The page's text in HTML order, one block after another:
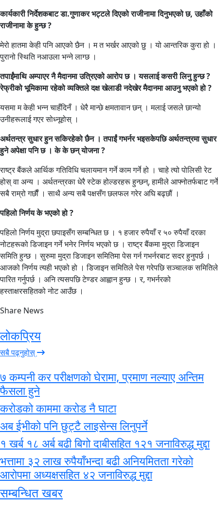
कार्यकारी निर्देशकबाट डा.गुणाकर भट्टले दिएको राजीनामा दिनुभएको छ, उहाँको
राजीनामा के हुन्छ ?
मेरो हातमा केही पनि आएको छैन । म त भर्खर आएको छु । यो आन्तरिक कुरा हो ।
पुरानो स्थिति नआउला भन्ने लाग्छ ।
तपाईंमाथि अम्पाएर नै मैदानमा उत्रिएको आरोप छ । यसलाई कसरी लिनु हुन्छ ?
रेफ्रीको भूमिकामा रहेको व्यक्तिले दक्ष खेलाडी नदेखेर मैदानमा आउनु भएको हो ?
यसमा म केही भन्न चाहँदिनँ । धेरै मान्छे क्षमतावान छन् । मलाई जसले छान्यो
उनीहरूलाई गएर सोध्नूहोस् ।
अर्थतन्त्र सुधार हुन सकिरहेको छैन । तपाईं गभर्नर भइसकेपछि अर्थतन्त्रमा सुधार
हुने अपेक्षा पनि छ । के के छन् योजना ?
राष्ट्र बैंकले आर्थिक गतिविधि चलायमान गर्ने काम गर्ने हो । चाहे त्यो पोलिसी रेट
होस् वा अन्य । अर्थतन्त्रका धेरै स्टेक होल्डरहरू हुन्छन्, हामीले आफ्नोतर्फबाट गर्ने
सबै राम्रो गर्छाैं । साथै अन्य सबै पक्षसँग छलफल गरेर अघि बढ्छौं ।
पहिलो निर्णय के भएको हो ?
पहिलो निर्णय मुद्रा छपाइसँग सम्बन्धित छ । १ हजार रुपैयाँ र ५० रुपैयाँ दरका
नोटहरूको डिजाइन गर्ने भनेर निर्णय भएको छ । राष्ट्र बैंकमा मुद्रा डिजाइन
समिति हुन्छ । सुरुमा मुद्रा डिजाइन समितिमा पेस गर्न गभर्नरबाट सदर हुनुपर्छ ।
आजको निर्णय त्यही भएको हो । डिजाइन समितिले पेस गरेपछि सञ्चालक समितिले
पारित गर्नुपर्छ । अनि त्यसपछि टेण्डर आह्वान हुन्छ । र, गभर्नरको
हस्ताक्षरसहितको नोट आउँछ ।
Share News
लोकप्रिय
सबै पढ्नुहोस्
७ कम्पनी कर परीक्षणको घेरामा, प्रमाण नल्याए अन्तिम
फैसला हुने
करोडको काममा करोड नै घाटा
अब ईभीको पनि छुट्टै लाइसेन्स लिनुपर्ने
१ खर्ब १८ अर्ब बढी बिगो दाबीसहित १२१ जनाविरुद्ध मुद्दा
भत्तामा ३२ लाख रुपैयाँभन्दा बढी अनियमितता गरेको
आरोपमा अध्यक्षसहित ४२ जनाविरुद्ध मुद्दा
सम्बन्धित खबर